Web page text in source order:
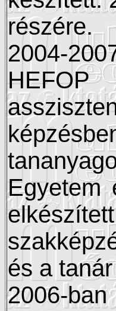
részére.
2004-
HEFOP
Egyetem
és a
2006-